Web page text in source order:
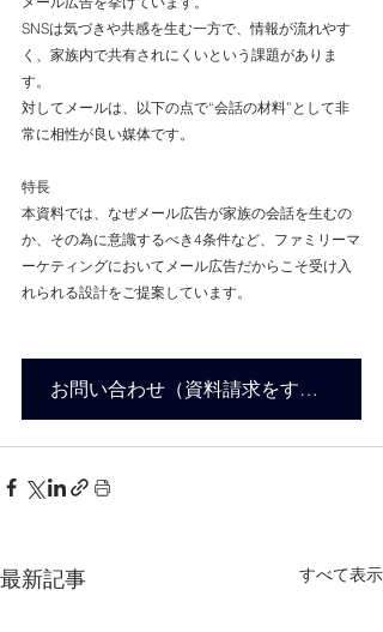
SNSは気づきや共感を生む一方で、情報が流れやす
く、家族内で共有されにくいという課題がありま
す。
対してメールは、以下の点で“会話の材料”として非
常に相性が良い媒体です。
特長
本資料では、なぜメール広告が家族の会話を生むの
か、その為に意識するべき4条件など、ファミリーマ
ーケティングにおいてメール広告だからこそ受け入
れられる設計をご提案しています。
お問い合わせ（資料請求をする）
最新記事 すべて表示